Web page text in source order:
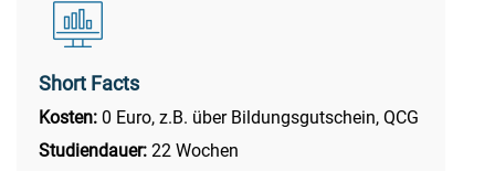
Short Facts
Kosten: 0 Euro, z.B. über Bildungsgutschein, QCG
Studiendauer: 22 Wochen